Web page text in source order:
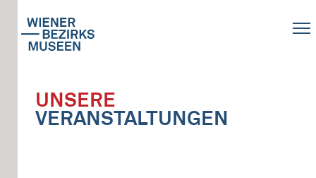
UNSERE
VERANSTALTUNGEN